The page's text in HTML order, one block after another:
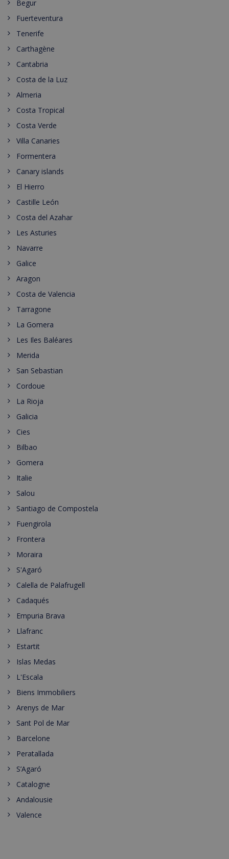
Begur
Fuerteventura
Tenerife
Carthagène
Cantabria
Costa de la Luz
Almeria
Costa Tropical
Costa Verde
Villa Canaries
Formentera
Canary islands
El Hierro
Castille León
Costa del Azahar
Les Asturies
Navarre
Galice
Aragon
Costa de Valencia
Tarragone
La Gomera
Les Iles Baléares
Merida
San Sebastian
Cordoue
La Rioja
Galicia
Cies
Bilbao
Gomera
Italie
Salou
Santiago de Compostela
Fuengirola
Frontera
Moraira
S'Agaró
Calella de Palafrugell
Cadaqués
Empuria Brava
Llafranc
Estartit
Islas Medas
L'Escala
Biens Immobiliers
Arenys de Mar
Sant Pol de Mar
Barcelone
Peratallada
S’Agaró
Catalogne
Andalousie
Valence